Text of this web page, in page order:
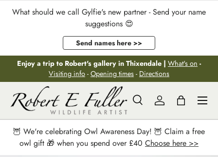
Aller au contenu
What should we call Gylfie's new partner - Send your name
suggestions 😍
Send names here >>
Enjoy a trip to Robert's gallery in Thixendale | What's on -
Visiting info - Opening times - Directions
Recherche
Rechercher
RechercheSe connecter
Panier
Menu
🦉 We're celebrating Owl Awareness Day! 🦉 Claim a free
owl gift 🎁 when you spend over £40 Choose here >>